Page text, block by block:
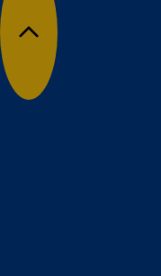
Volver arriba